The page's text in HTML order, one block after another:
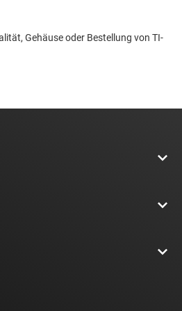
Gehäuse oder Bestellung von TI-